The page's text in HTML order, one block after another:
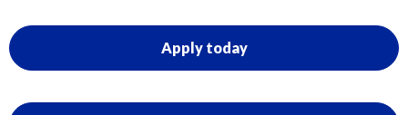
Apply today